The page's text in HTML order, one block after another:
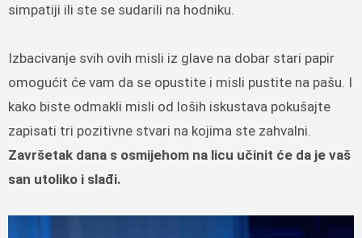
simpatiji ili ste se sudarili na hodniku.
Izbacivanje svih ovih misli iz glave na dobar stari papir
omogućit će vam da se opustite i misli pustite na pašu. I
kako biste odmakli misli od loših iskustava pokušajte
zapisati tri pozitivne stvari na kojima ste zahvalni.
Završetak dana s osmijehom na licu učinit će da je vaš
san utoliko i slađi.